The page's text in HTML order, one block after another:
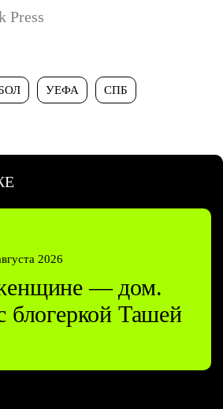
Press
УЕФА СПБ
2026
— дом.
блогеркой Ташей